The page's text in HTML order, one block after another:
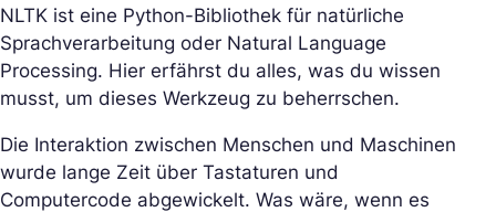
NLTK ist eine Python-Bibliothek für natürliche
Sprachverarbeitung oder Natural Language
Processing. Hier erfährst du alles, was du wissen
musst, um dieses Werkzeug zu beherrschen.
Die Interaktion zwischen Menschen und Maschinen
wurde lange Zeit über Tastaturen und
Computercode abgewickelt. Was wäre, wenn es